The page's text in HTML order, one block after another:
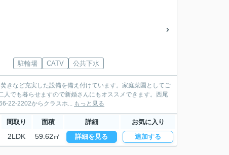
駐輪場 CATV 公共下水
きなど充実した設備を備え付けています。家庭菜園としてご
でも暮らせますので新婚さんにもオススメできます。西尾
22-2202からクラスホ... もっと見る
間取り 面積 詳細 お気に入り
2LDK 59.62㎡ 詳細を見る 追加する